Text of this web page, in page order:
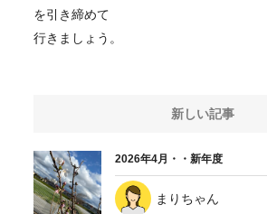
を引き締めて
行きましょう。
新しい記事
2026年4月・・新年度
まりちゃん